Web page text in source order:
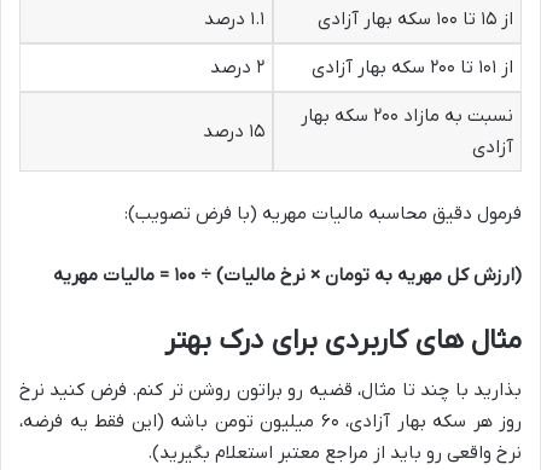
از ۱۵ تا ۱۰۰ سکه بهار آزادی
۱.۱ درصد
از ۱۰۱ تا ۲۰۰ سکه بهار آزادی
۲ درصد
نسبت به مازاد ۲۰۰ سکه بهار
آزادی
۱۵ درصد
فرمول دقیق محاسبه مالیات مهریه (با فرض تصویب):
(ارزش کل مهریه به تومان × نرخ مالیات) ÷ ۱۰۰ = مالیات مهریه
مثال های کاربردی برای درک بهتر
بذارید با چند تا مثال، قضیه رو براتون روشن تر کنم. فرض کنید نرخ
روز هر سکه بهار آزادی، ۶۰ میلیون تومن باشه (این فقط یه فرضه،
نرخ واقعی رو باید از مراجع معتبر استعلام بگیرید).